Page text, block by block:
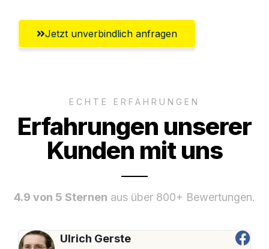
Jetzt unverbindlich anfragen
ECHTE ERFAHRUNGEN
Erfahrungen unserer
Kunden mit uns
4.9 von 5 Sternen aus über 800+ Bewertungen.
Ulrich Gerste